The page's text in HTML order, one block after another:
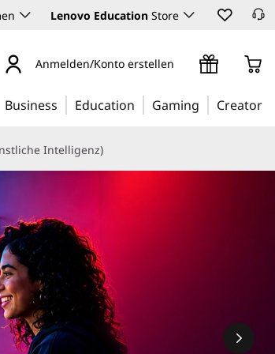
Lenovo Education Store
Anmelden/Konto erstellen
Business Education Gaming Creator
Intelligenz)